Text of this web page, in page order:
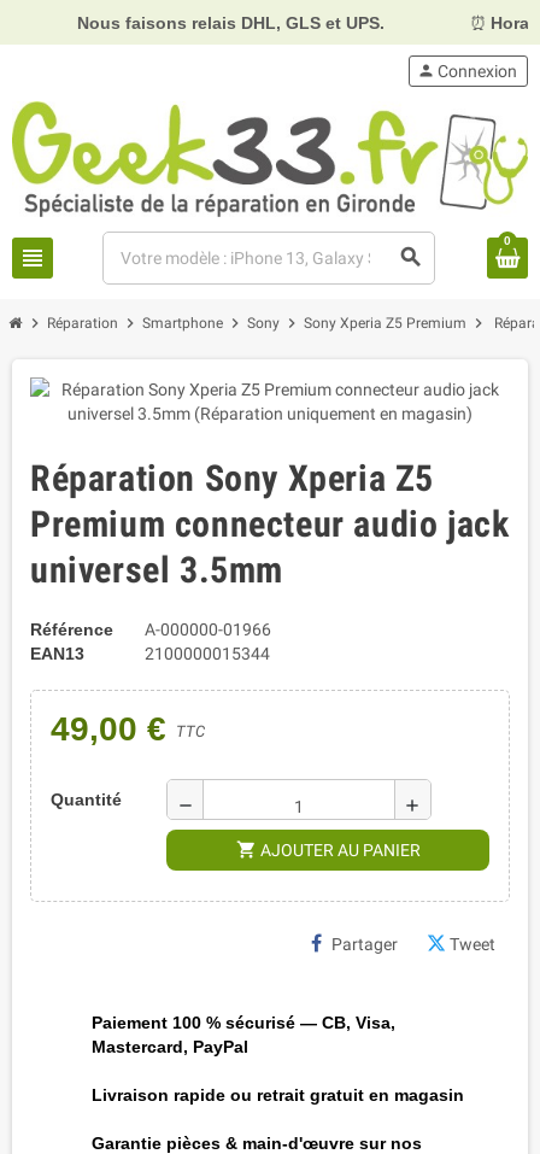
Nous faisons relais DHL, GLS et UPS. Horaires :
view_headline search
person Connexion
0
chevron_right Réparation chevron_right Smartphone chevron_right Sony chevron_right Sony Xperia Z5 Premium chevron_right
Réparation Sony Xperia Z5
Premium connecteur audio jack
universel 3.5mm
Référence
A-000000-01966
EAN13
2100000015344
49,00 € TTC
Quantité remove add
shopping_cart AJOUTER AU PANIER
Partager Tweet
Paiement 100 % sécurisé — CB, Visa,
Mastercard, PayPal
Livraison rapide ou retrait gratuit en magasin
Garantie pièces & main-d'œuvre sur nos